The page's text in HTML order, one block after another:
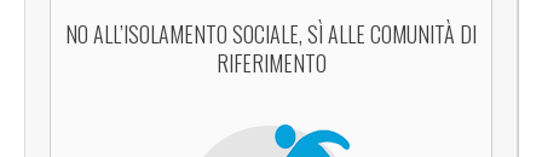
NO ALL’ISOLAMENTO SOCIALE, SÌ ALLE COMUNITÀ DI
RIFERIMENTO